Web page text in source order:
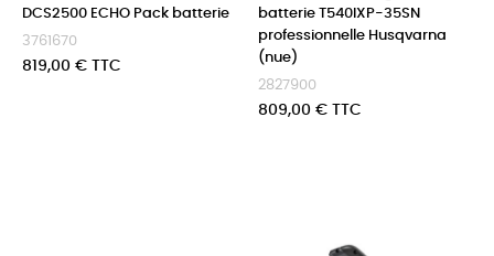
DCS2500 ECHO Pack batterie
3761670
Prix
819,00 € TTC
batterie T540IXP-35SN
professionnelle Husqvarna
(nue)
2827900
Prix
809,00 € TTC